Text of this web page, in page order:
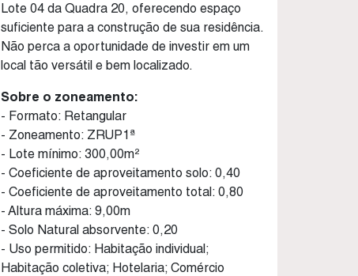
Lote 04 da Quadra 20, oferecendo espaço
suficiente para a construção de sua residência.
Não perca a oportunidade de investir em um
local tão versátil e bem localizado.
Sobre o zoneamento:
- Formato: Retangular
- Zoneamento: ZRUP1ª
- Lote mínimo: 300,00m²
- Coeficiente de aproveitamento solo: 0,40
- Coeficiente de aproveitamento total: 0,80
- Altura máxima: 9,00m
- Solo Natural absorvente: 0,20
- Uso permitido: Habitação individual;
Habitação coletiva; Hotelaria; Comércio